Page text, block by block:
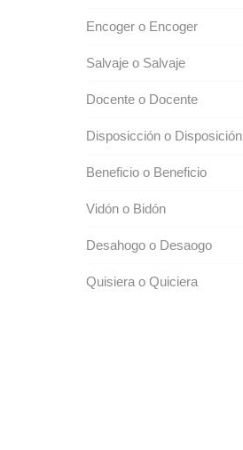
Encoger o Encoger
Salvaje o Salvaje
Docente o Docente
Disposicción o Disposición
Beneficio o Beneficio
Vidón o Bidón
Desahogo o Desaogo
Quisiera o Quiciera